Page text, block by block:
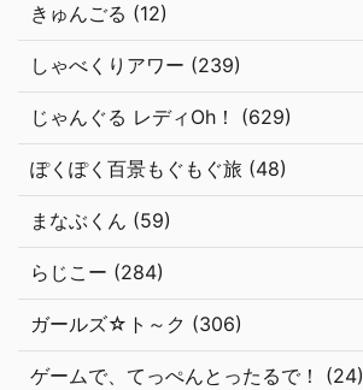
きゅんごる (12)
しゃべくりアワー (239)
じゃんぐる レディOh！ (629)
ぽくぽく百景もぐもぐ旅 (48)
まなぶくん (59)
らじこー (284)
ガールズ☆ト～ク (306)
ゲームで、てっぺんとったるで！ (24)